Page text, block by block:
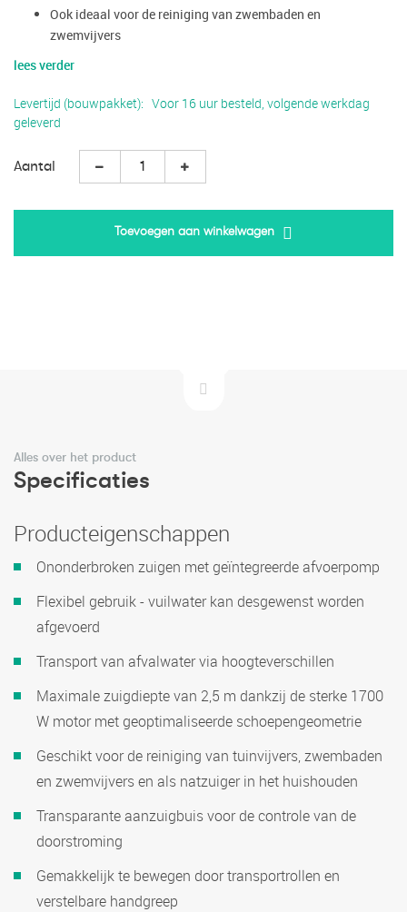
Ook ideaal voor de reiniging van zwembaden en
zwemvijvers
lees verder
Levertijd (bouwpakket)
Voor 16 uur besteld, volgende werkdag
geleverd
Aantal
Toevoegen aan winkelwagen
Alles over het product
Specificaties
Producteigenschappen
Ononderbroken zuigen met geïntegreerde afvoerpomp
Flexibel gebruik - vuilwater kan desgewenst worden
afgevoerd
Transport van afvalwater via hoogteverschillen
Maximale zuigdiepte van 2,5 m dankzij de sterke 1700
W motor met geoptimaliseerde schoepengeometrie
Geschikt voor de reiniging van tuinvijvers, zwembaden
en zwemvijvers en als natzuiger in het huishouden
Transparante aanzuigbuis voor de controle van de
doorstroming
Gemakkelijk te bewegen door transportrollen en
verstelbare handgreep